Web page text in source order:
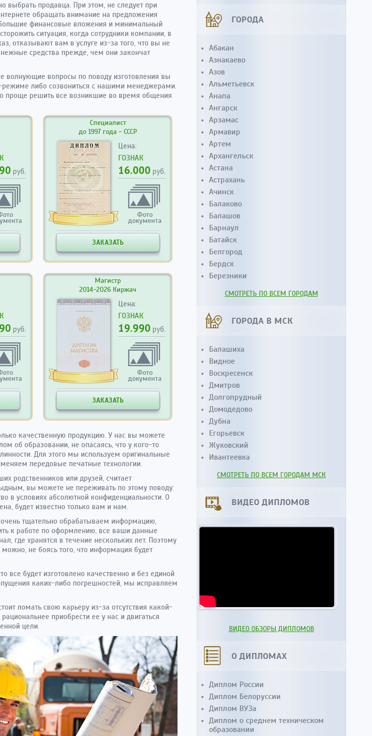
выбрать продавца. При этом, не следует при
обращать внимание на предложения
финансовые вложения и минимальный
ситуация, когда сотрудники компании, в
отказывают вам в услуге из-за того, что вы не
средства прежде, чем они закончат
волнующие вопросы по поводу изготовления вы
режиме либо созвониться с нашими менеджерами.
проще решить все возникшие во время общения
руб.
Специалист
до 1997 года - СССР
Цена:
ГОЗНАК
16.000 руб.
Фото
документа
ЗАКАЗАТЬ
руб.
Магистр
2014-2026 Киржач
Цена:
ГОЗНАК
19.990 руб.
Фото
документа
ЗАКАЗАТЬ
качественную продукцию. У нас вы можете
об образовании, не опасаясь, что у кого-то
Для этого мы используем оригинальные
передовые печатные технологии.
родственников или друзей, считает
вы можете не переживать по этому поводу:
в условиях абсолютной конфиденциальности. О
будет известно только вам и нам.
тщательно обрабатываем информацию,
к работе по оформлению, все ваши данные
где хранятся в течение нескольких лет. Поэтому
не боясь того, что информация будет
все будет изготовлено качественно и без единой
каких-либо погрешностей, мы исправляем
ломать свою карьеру из-за отсутствия какой-
приобрести ее у нас и двигаться
цели.
ГОРОДА
Абакан
Азнакаево
Азов
Альметьевск
Анапа
Ангарск
Арзамас
Армавир
Артем
Архангельск
Астана
Астрахань
Ачинск
Балаково
Балашов
Барнаул
Батайск
Белгород
Бердск
Березники
СМОТРЕТЬ ПО ВСЕМ ГОРОДАМ
ГОРОДА В МСК
Балашиха
Видное
Воскресенск
Дмитров
Долгопрудный
Домодедово
Дубна
Егорьевск
Жуковский
Ивантеевка
СМОТРЕТЬ ПО ВСЕМ ГОРОДАМ МСК
ВИДЕО ДИПЛОМОВ
ВИДЕО ОБЗОРЫ ДИПЛОМОВ
О ДИПЛОМАХ
Диплом России
Диплом Белоруссии
Диплом ВУЗа
Диплом о среднем техническом
образовании